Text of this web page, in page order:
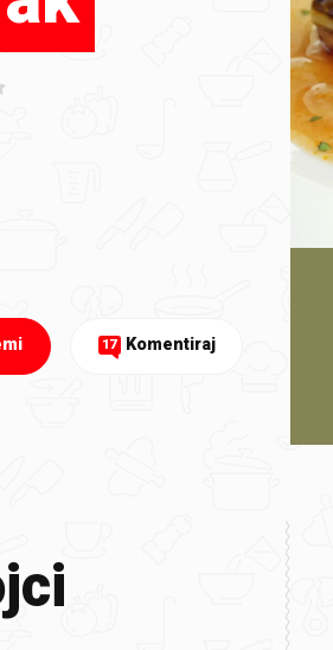
17 Komentiraj